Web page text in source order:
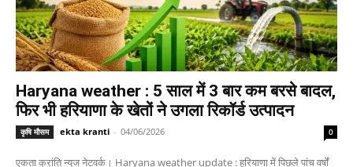
Haryana weather : 5 साल में 3 बार कम बरसे बादल,
फिर भी हरियाणा के खेतों ने उगला रिकॉर्ड उत्पादन
कृषि मौसम ekta kranti - 04/06/2026 0
एकता क्रांति न्यूज नेटवर्क। Haryana weather update : हरियाणा में पिछले पांच वर्षों